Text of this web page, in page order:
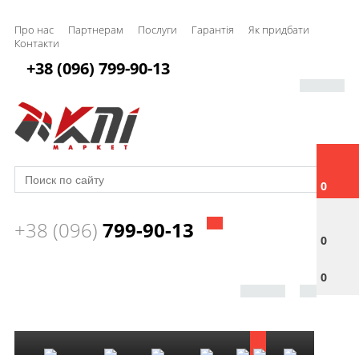
Про нас Партнерам Послуги Гарантія
Як придбати
Контакти
0
0
0
+38 (096) 799-90-13
+38 (096) 799-90-13